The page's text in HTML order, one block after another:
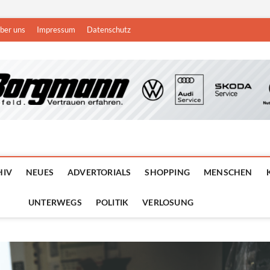
uns Impressum Datenschutz
NIEDERRHEIN
NEUES ADVERTORIALS SHOPPING MENSCHEN
UNTERWEGS POLITIK VERLOSUNG